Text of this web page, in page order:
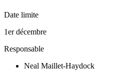
Date limite
1er décembre
Responsable
Neal Maillet-Haydock